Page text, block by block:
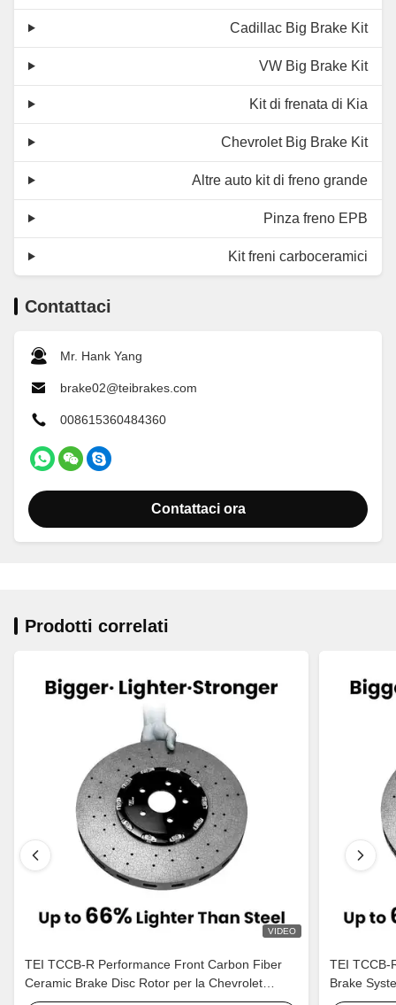
Cadillac Big Brake Kit
VW Big Brake Kit
Kit di frenata di Kia
Chevrolet Big Brake Kit
Altre auto kit di freno grande
Pinza freno EPB
Kit freni carboceramici
Contattaci
Mr. Hank Yang
brake02@teibrakes.com
008615360484360
Contattaci ora
Prodotti correlati
VIDEO
TEI TCCB-R Performance Front Carbon Fiber
Ceramic Brake Disc Rotor per la Chevrolet
Camaro ZL1
TEI TCCB-
Brake
M5 F82